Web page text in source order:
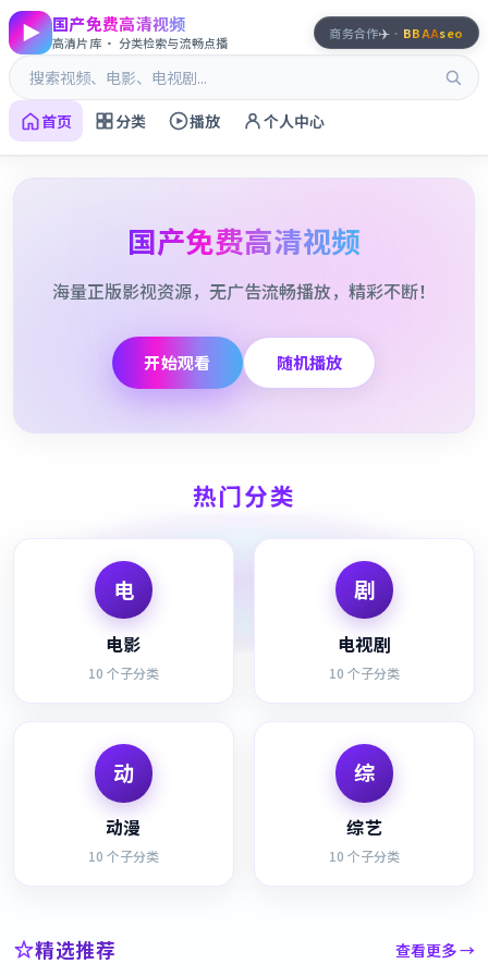
国产免费高清视频
高清片库 · 分类检索与流畅点播
首页 分类 播放 个人中心
商务合作✈️ · BBAAseo
国产免费高清视频
海量正版影视资源，无广告流畅播放，精彩不断！
开始观看 随机播放
热门分类
电
电影
10 个子分类
剧
电视剧
10 个子分类
动
动漫
10 个子分类
综
综艺
10 个子分类
精选推荐 查看更多 →